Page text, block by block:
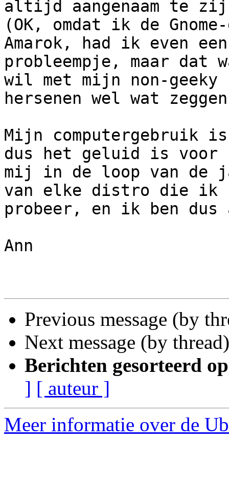
altijd aangenaam te
(OK, omdat ik de
Amarok, had ik even
probleempje, maar dat
wil met mijn non-geeky
hersenen wel wat
Mijn computergebruik
dus het geluid is voor
mij in de loop van de
van elke distro die ik
probeer, en ik ben
Ann
Previous message (by
Next message (by
Berichten gesorteerd
] [ auteur ]
Meer informatie over de